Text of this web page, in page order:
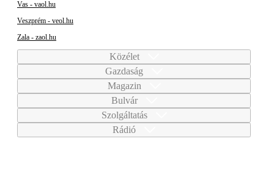
Vas - vaol.hu
Veszprém - veol.hu
Zala - zaol.hu
Közélet
Gazdaság
Magazin
Bulvár
Szolgáltatás
Rádió